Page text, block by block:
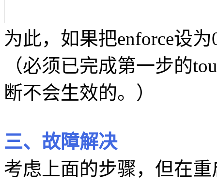
为此，如果把enforce设
（必须已完成第一步的
断不会生效的。）
三、故障解决
考虑上面的步骤，但在